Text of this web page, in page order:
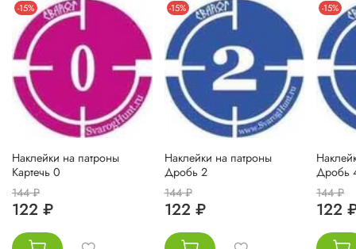
-15%
Наклейки на патроны
Картечь 0
144 ₽
122 ₽
-15%
Наклейки на патроны
Дробь 2
144 ₽
122 ₽
-15%
Дробь
144 ₽
122